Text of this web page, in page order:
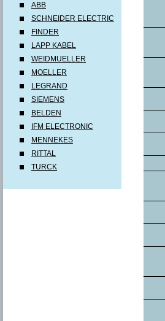
ABB
SCHNEIDER ELECTRIC
FINDER
LAPP KABEL
WEIDMUELLER
MOELLER
LEGRAND
SIEMENS
BELDEN
IFM ELECTRONIC
MENNEKES
RITTAL
TURCK